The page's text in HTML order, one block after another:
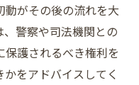
動がその後の流れを大
警察や司法機関との
護されるべき権利を
をアドバイスしてく